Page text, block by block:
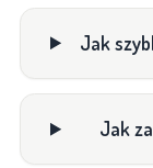
Jak
Jak